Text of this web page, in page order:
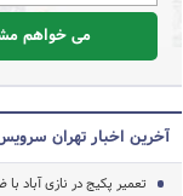
می خواهم
آخرین اخبار تهران
تعمیر پکیج در نازی آباد با